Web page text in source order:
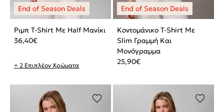
Ριμπ T-Shirt Με Half Μανίκι
36,40€
+ 2 Επιπλέον Χρώματα
Κοντομάνικο T-Shirt Με
Slim Γραμμή Και
Μονόγραμμα
25,90€